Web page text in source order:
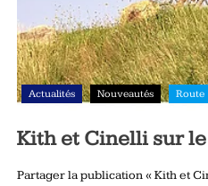
Actualités Nouveautés Route
Kith et Cinelli sur
Partager la publication « Kith et